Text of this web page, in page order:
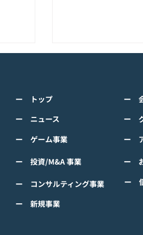
クバ
リ
チャ
のぼの なにしてる
class="space"></
詳しくは下記PDFを
い。 【ゲームオン
ース】 TVアニメー
ぼの なにしてる？』
ー トップ
ー ニュース
ー ゲーム事業
ー 投資/M&A 事業
ー コンサルティング事業
ー
ー
ー
ー
ー
ー 新規事業